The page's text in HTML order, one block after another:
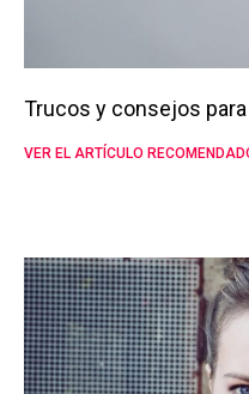
Trucos y consejos
VER EL ARTÍCULO